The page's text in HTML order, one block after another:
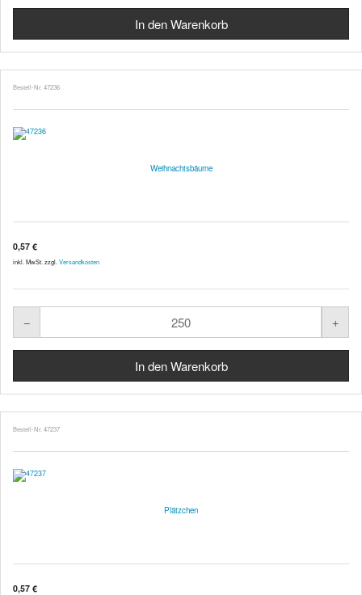
Bestell-Nr. 47236
Weihnachtsbäume
0,57 €
inkl. MwSt. zzgl. Versandkosten
Bestell-Nr. 47237
Plätzchen
0,57 €